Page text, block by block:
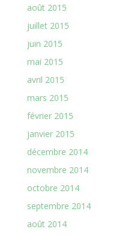
août 2015
juillet 2015
juin 2015
mai 2015
avril 2015
mars 2015
février 2015
janvier 2015
décembre 2014
novembre 2014
octobre 2014
septembre 2014
août 2014